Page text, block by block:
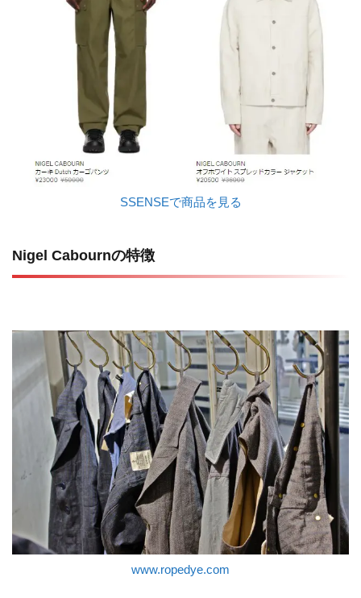
SSENSEで商品を見る
Nigel Cabournの特徴
www.ropedye.com